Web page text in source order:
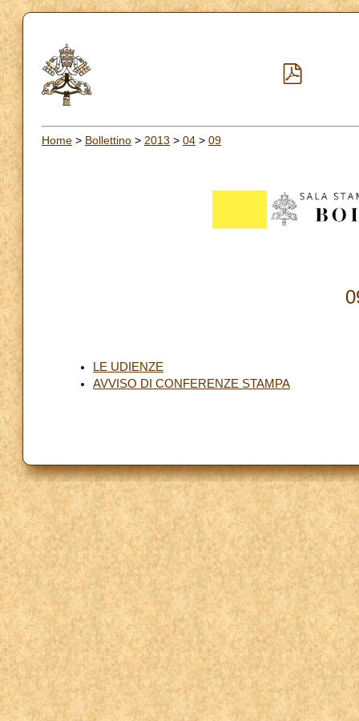
Home > Bollettino > 2013 > 04 > 09
LE UDIENZE
AVVISO DI CONFERENZE STAMPA